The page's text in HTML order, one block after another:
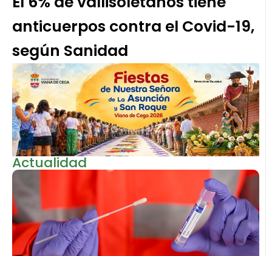
anticuerpos contra el Covid-19,
según Sanidad
Actualidad